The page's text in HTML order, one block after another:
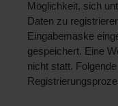
Möglichkeit, sich
Daten zu
Eingabemaske
gespeichert. Eine
nicht statt.